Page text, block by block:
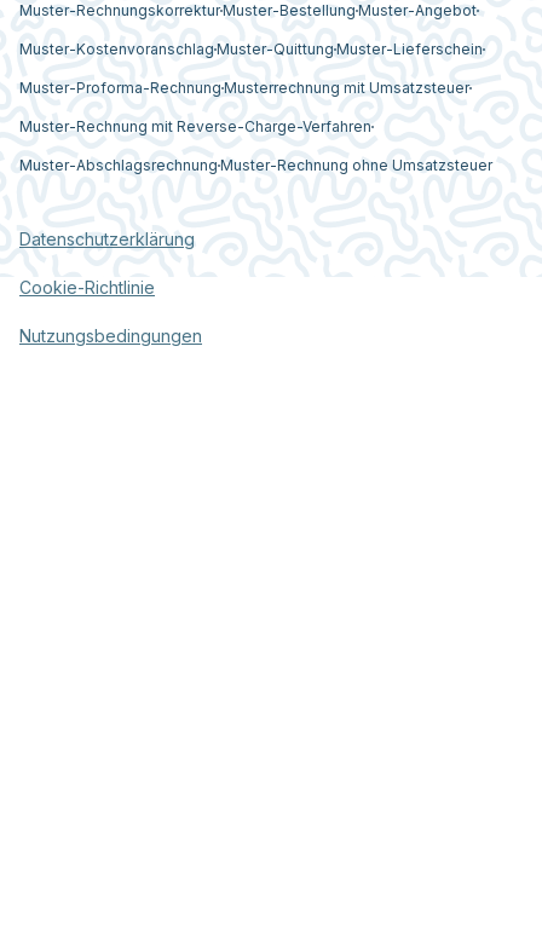
Muster-RechnungskorrekturMuster-Bestellung Muster-Angebot
Muster-Kostenvoranschlag Muster-Quittung Muster-Lieferschein
Muster-Proforma-Rechnung Musterrechnung mit Umsatzsteuer
Muster-Rechnung mit Reverse-Charge-Verfahren
Muster-Abschlagsrechnung Muster-Rechnung ohne Umsatzsteuer
Datenschutzerklärung
Cookie-Richtlinie
Nutzungsbedingungen